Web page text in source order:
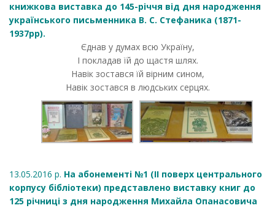
книжкова виставка до 145-річчя від дня народження
українського письменника В. С. Стефаника (1871-
1937рр).
Єднав у думах всю Україну,
І покладав їй до щастя шлях.
Навік зостався їй вірним сином,
Навік зостався в людських серцях.
13.05.2016 р. На абонементі №1 (ІІ поверх центрального
корпусу бібліотеки) представлено виставку книг до
125 річниці з дня народження Михайла Опанасовича